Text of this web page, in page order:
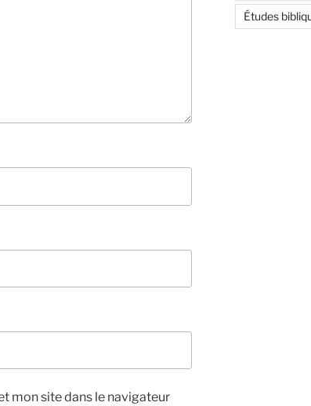
mon site dans le navigateur
Études